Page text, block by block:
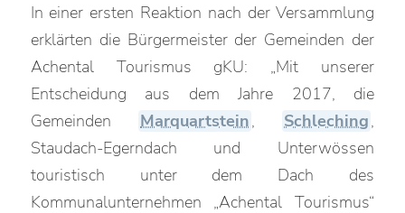
In einer ersten Reaktion nach der Versammlung
erklärten die Bürgermeister der Gemeinden der
Achental Tourismus gKU: „Mit unserer
Entscheidung aus dem Jahre 2017, die
Gemeinden
Marquartstein, Schleching,
Staudach-Egerndach und Unterwössen
touristisch unter dem Dach des
Kommunalunternehmen „Achental Tourismus“